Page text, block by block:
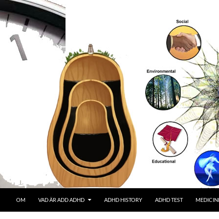
OM VAD ÄR ADD ADHD ADHD HISTORY ADHD TEST